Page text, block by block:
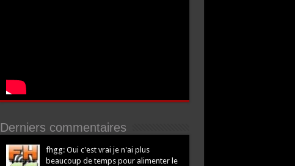
Derniers commentaires
fhgg: Oui c'est vrai je n'ai plus
beaucoup de temps pour alimenter le